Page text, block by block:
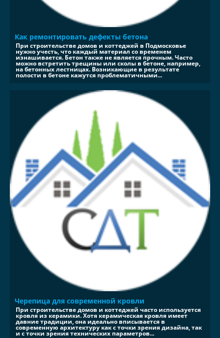
Как ремонтировать дефекты бетона
При строительстве домов и коттеджей в Подмосковье
нужно учесть, что каждый материал со временем
изнашивается. Бетон также не является прочным. Часто
можно встретить трещины или сколы в бетоне, например,
на бетонных лестницах. Возникающие в результате
полости в бетоне кажутся проблематичными...
Черепица для современной кровли
При строительстве домов и коттеджей часто используется
кровля из керамики. Хотя керамическая кровля имеет
давние традиции, она идеально вписывается в
современную архитектуру как с точки зрения дизайна, так
и с точки зрения технических параметров...